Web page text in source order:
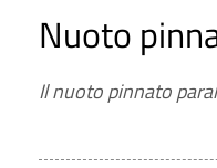
Nuoto
Il nuoto pinnato